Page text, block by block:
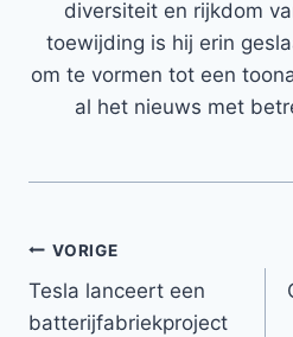
diversiteit en rijkdom
toewijding is hij erin
om te vormen tot een
al het nieuws met
Bericht
navigatie
VORIGE
Tesla lanceert een
batterijfabriekproject